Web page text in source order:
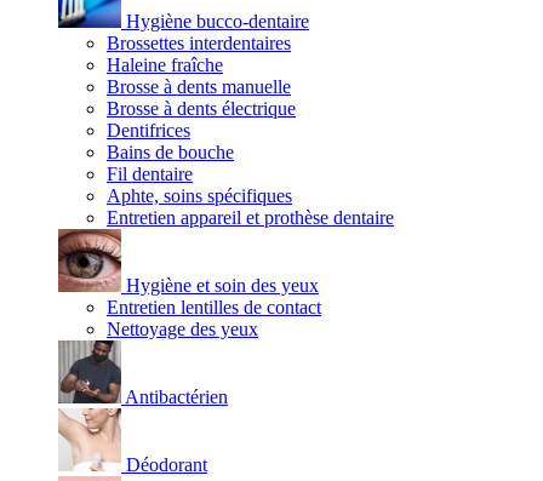
Hygiène bucco-dentaire
Brossettes interdentaires
Haleine fraîche
Brosse à dents manuelle
Brosse à dents électrique
Dentifrices
Bains de bouche
Fil dentaire
Aphte, soins spécifiques
Entretien appareil et prothèse dentaire
Hygiène et soin des yeux
Entretien lentilles de contact
Nettoyage des yeux
Antibactérien
Déodorant